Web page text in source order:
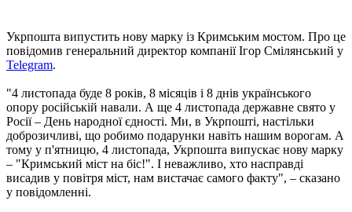
Укрпошта випустить нову марку із Кримським мостом. Про це
повідомив генеральний директор компанії Ігор Смілянський у
Telegram.
"4 листопада буде 8 років, 8 місяців і 8 днів українського
опору російській навали. А ще 4 листопада державне свято у
Росії – День народної єдності. Ми, в Укрпошті, настільки
доброзичливі, що робимо подарунки навіть нашим ворогам. А
тому у п'ятницю, 4 листопада, Укрпошта випускає нову марку
– "Кримський міст на біс!". І неважливо, хто насправді
висадив у повітря міст, нам вистачає самого факту", – сказано
у повідомленні.